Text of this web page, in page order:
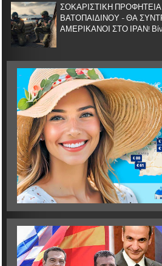
ΣΟΚΑΡΙΣΤΙΚΗ
ΒΑΤΟΠΑΙΔΙΝΟΥ - ΘΑ
ΑΜΕΡΙΚΑΝΟΙ ΣΤΟ ΙΡΑΝ!